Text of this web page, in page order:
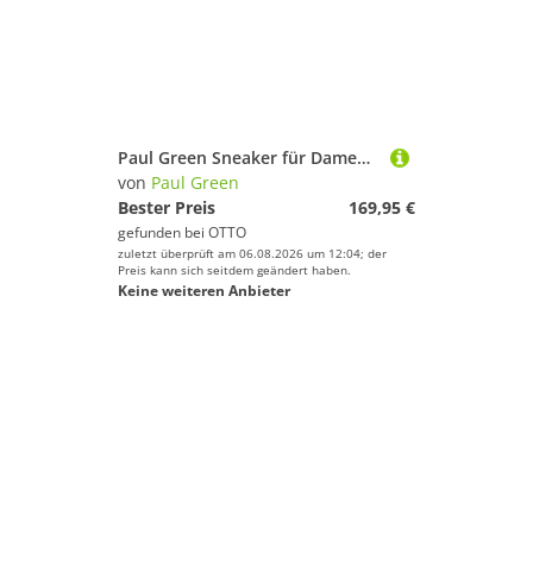
Paul Green Sneaker für Damen Sneaker (keine Angabe, 1-tlg., keine Angabe)
von Paul Green
Bester Preis
169,95 €
gefunden bei OTTO
zuletzt überprüft am 06.08.2026 um 12:04; der
Preis kann sich seitdem geändert haben.
Keine weiteren Anbieter